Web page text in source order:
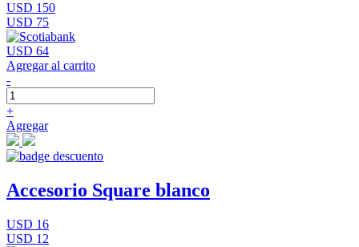
USD 150
USD 75
USD 64
Agregar al carrito
-
+
Agregar
Accesorio Square blanco
USD 16
USD 12